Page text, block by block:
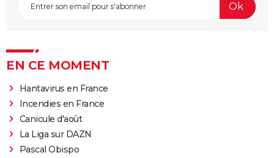
EN CE MOMENT
Hantavirus en France
Incendies en France
Canicule d'août
La Liga sur DAZN
Pascal Obispo